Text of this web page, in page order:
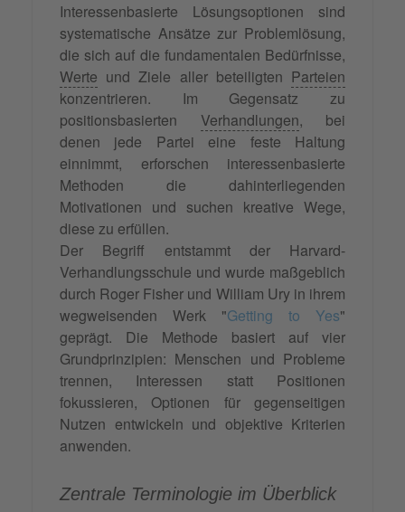
Interessenbasierte Lösungsoptionen sind
systematische Ansätze zur Problemlösung,
die sich auf die fundamentalen Bedürfnisse,
Werte und Ziele aller beteiligten Parteien
konzentrieren. Im Gegensatz zu
positionsbasierten Verhandlungen, bei
denen jede Partei eine feste Haltung
einnimmt, erforschen interessenbasierte
Methoden die dahinterliegenden
Motivationen und suchen kreative Wege,
diese zu erfüllen.
Der Begriff entstammt der Harvard-
Verhandlungsschule und wurde maßgeblich
durch Roger Fisher und William Ury in ihrem
wegweisenden Werk "Getting to Yes"
geprägt. Die Methode basiert auf vier
Grundprinzipien: Menschen und Probleme
trennen, Interessen statt Positionen
fokussieren, Optionen für gegenseitigen
Nutzen entwickeln und objektive Kriterien
anwenden.
Zentrale Terminologie im Überblick